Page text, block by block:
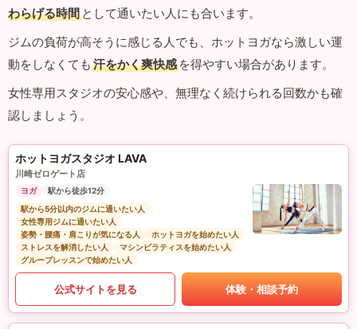
わらげる時間 として通いたい人にも合います。
ジムの負荷が高そうに感じる人でも、ホットヨガなら激しい運
動をしなくても 汗をかく爽快感 を得やすい場合があります。
女性専用スタジオの安心感や、無理なく続けられる回数かも確
認しましょう。
ホットヨガスタジオ LAVA
川崎ゼロゲート店
ヨガ
駅から徒歩12分
駅から5分以内のジムに通いたい人
女性専用ジムに通いたい人
姿勢・腰痛・肩こりが気になる人
ホットヨガを始めたい人
ストレスを解消したい人
マシンピラティスを始めたい人
グループレッスンで始めたい人
公式サイトを見る 体験・相談予約